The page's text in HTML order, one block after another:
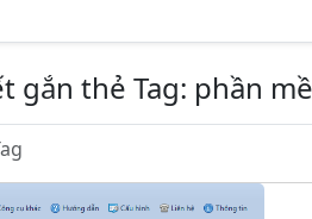
gắn thẻ Tag: phần